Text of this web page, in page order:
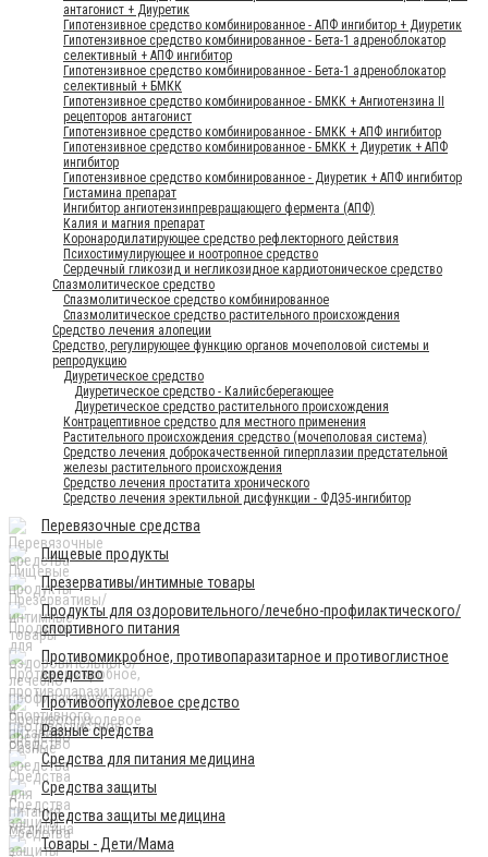
антагонист + Диуретик
Гипотензивное средство комбинированное - АПФ ингибитор + Диуретик
Гипотензивное средство комбинированное - Бета-1 адреноблокатор
селективный + АПФ ингибитор
Гипотензивное средство комбинированное - Бета-1 адреноблокатор
селективный + БМКК
Гипотензивное средство комбинированное - БМКК + Ангиотензина II
рецепторов антагонист
Гипотензивное средство комбинированное - БМКК + АПФ ингибитор
Гипотензивное средство комбинированное - БМКК + Диуретик + АПФ
ингибитор
Гипотензивное средство комбинированное - Диуретик + АПФ ингибитор
Гистамина препарат
Ингибитор ангиотензинпревращающего фермента (АПФ)
Калия и магния препарат
Коронародилатирующее средство рефлекторного действия
Психостимулирующее и ноотропное средство
Сердечный гликозид и негликозидное кардиотоническое средство
Спазмолитическое средство
Спазмолитическое средство комбинированное
Спазмолитическое средство растительного происхождения
Средство лечения алопеции
Средство, регулирующее функцию органов мочеполовой системы и
репродукцию
Диуретическое средство
Диуретическое средство - Калийсберегающее
Диуретическое средство растительного происхождения
Контрацептивное средство для местного применения
Растительного происхождения средство (мочеполовая система)
Средство лечения доброкачественной гиперплазии предстательной
железы растительного происхождения
Средство лечения простатита хронического
Средство лечения эректильной дисфункции - ФДЭ5-ингибитор
Перевязочные средства
Пищевые продукты
Презервативы/интимные товары
Продукты для оздоровительного/лечебно-профилактического/
спортивного питания
Противомикробное, противопаразитарное и противоглистное
средство
Противоопухолевое средство
Разные средства
Средства для питания медицина
Средства защиты
Средства защиты медицина
Товары - Дети/Мама